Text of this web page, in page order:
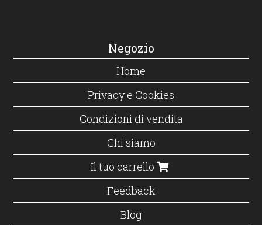
Negozio
Home
Privacy e Cookies
Condizioni di vendita
Chi siamo
Il tuo carrello
Feedback
Blog